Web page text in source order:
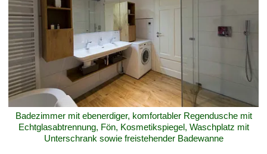
Badezimmer mit ebenerdiger, komfortabler Regendusche mit
Echtglasabtrennung, Fön, Kosmetikspiegel, Waschplatz mit
Unterschrank sowie freistehender Badewanne